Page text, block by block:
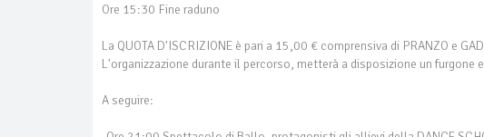
Ore 15:30 Fine raduno
La QUOTA D'ISCRIZIONE è pari a 15,00 € comprensiva di PRANZO e
L'organizzazione durante il percorso, metterà a disposizione un furgone
A seguire: